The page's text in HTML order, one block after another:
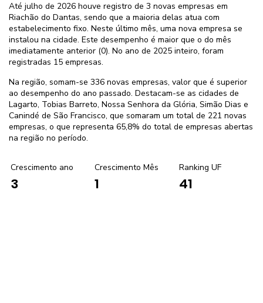
Até julho de 2026 houve registro de 3 novas empresas em
Riachão do Dantas, sendo que a maioria delas atua com
estabelecimento fixo. Neste último mês, uma nova empresa se
instalou na cidade. Este desempenho é maior que o do mês
imediatamente anterior (0). No ano de 2025 inteiro, foram
registradas 15 empresas.
Na região, somam-se 336 novas empresas, valor que é superior
ao desempenho do ano passado. Destacam-se as cidades de
Lagarto, Tobias Barreto, Nossa Senhora da Glória, Simão Dias e
Canindé de São Francisco, que somaram um total de 221 novas
empresas, o que representa 65,8% do total de empresas abertas
na região no período.
Crescimento ano
3
Crescimento Mês
1
Ranking UF
41